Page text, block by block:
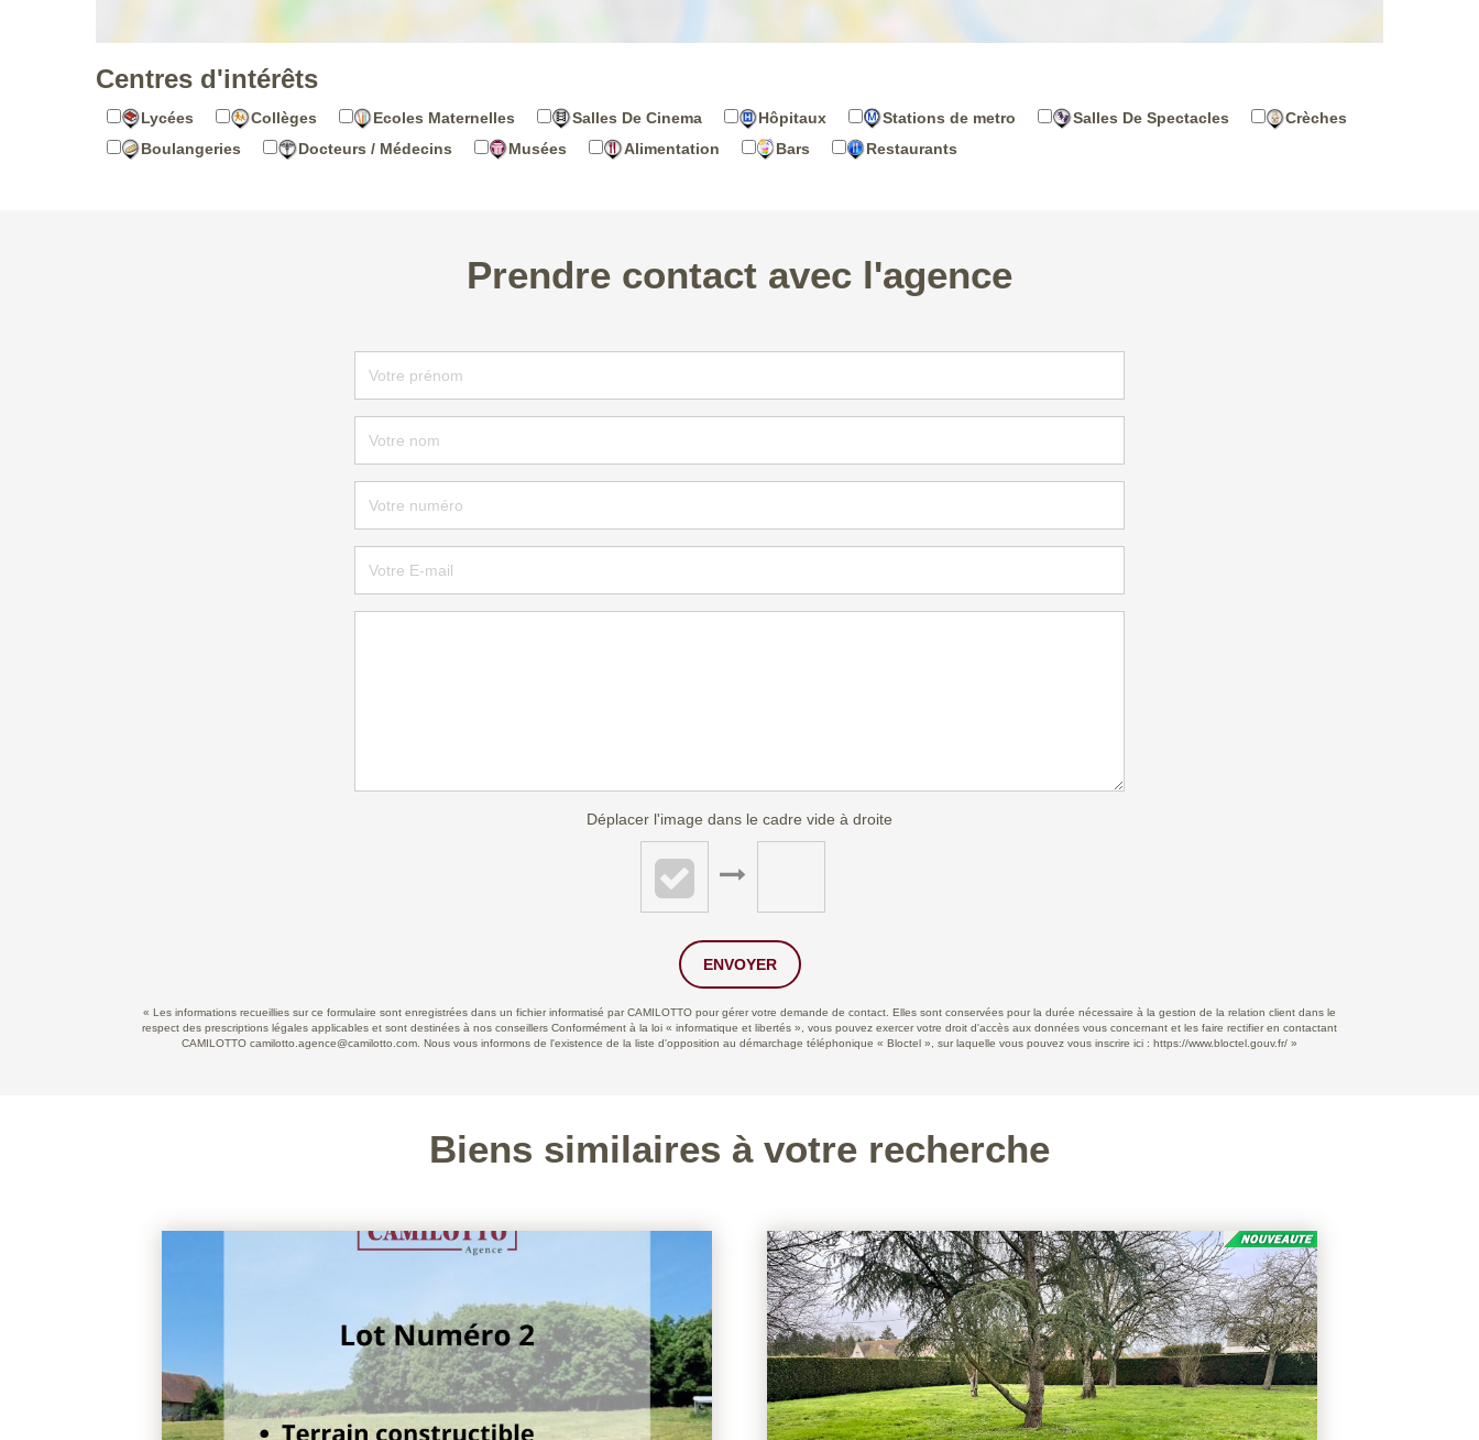
Centres d'intérêts
Lycées Collèges Ecoles Maternelles Salles De Cinema Hôpitaux Stations de metro Salles De Spectacles
Crèches
Boulangeries
Docteurs / Médecins Musées Alimentation Bars Restaurants
Prendre contact avec l'agence
Déplacer l'image dans le cadre vide à droite
ENVOYER
« Les informations recueillies sur ce formulaire sont enregistrées dans un fichier informatisé par CAMILOTTO pour gérer votre demande de contact. Elles sont conservées pour la durée nécessaire à la gestion de la relation client dans le
respect des prescriptions légales applicables et sont destinées à nos conseillers Conformément à la loi « informatique et libertés », vous pouvez exercer votre droit d'accès aux données vous concernant et les faire rectifier en contactant
CAMILOTTO camilotto.agence@camilotto.com. Nous vous informons de l'existence de la liste d'opposition au démarchage téléphonique « Bloctel », sur laquelle vous pouvez vous inscrire ici : https://www.bloctel.gouv.fr/ »
Biens similaires à votre recherche